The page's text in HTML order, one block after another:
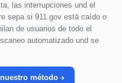
las interrupciones und el
sepa si 911.gov está caído o
de usuarios de todo el
automatizado und se
método